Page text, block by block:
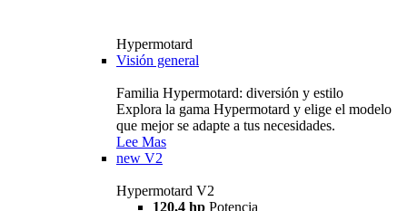
Hypermotard
Visión general
Familia Hypermotard: diversión y estilo
Explora la gama Hypermotard y elige el modelo
que mejor se adapte a tus necesidades.
Lee Mas
new V2
Hypermotard V2
120,4 hp Potencia